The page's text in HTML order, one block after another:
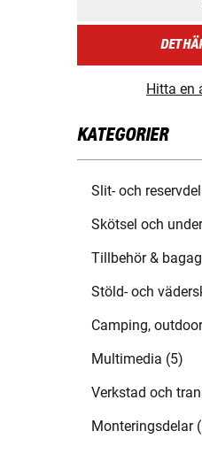
DET
Hitta en
KATEGORIER
Slit- och
Skötsel och
Tillbehör &
Stöld- och
Camping,
Multimedia (5)
Verkstad och
Monteringsdelar